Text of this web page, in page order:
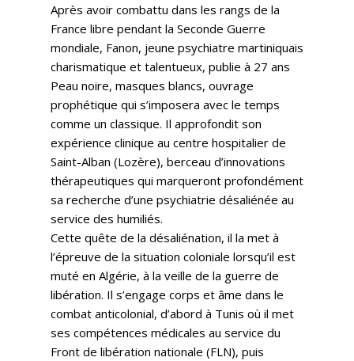
Après avoir combattu dans les rangs de la
France libre pendant la Seconde Guerre
mondiale, Fanon, jeune psychiatre martiniquais
charismatique et talentueux, publie à 27 ans
Peau noire, masques blancs, ouvrage
prophétique qui s’imposera avec le temps
comme un classique. Il approfondit son
expérience clinique au centre hospitalier de
Saint-Alban (Lozère), berceau d’innovations
thérapeutiques qui marqueront profondément
sa recherche d’une psychiatrie désaliénée au
service des humiliés.
Cette quête de la désaliénation, il la met à
l’épreuve de la situation coloniale lorsqu’il est
muté en Algérie, à la veille de la guerre de
libération. Il s’engage corps et âme dans le
combat anticolonial, d’abord à Tunis où il met
ses compétences médicales au service du
Front de libération nationale (FLN), puis